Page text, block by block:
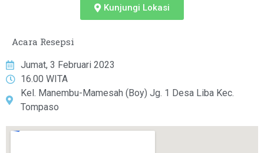
Kunjungi Lokasi
Acara Resepsi
Jumat, 3 Februari 2023
16.00 WITA
Kel. Manembu-Mamesah (Boy) Jg. 1 Desa Liba Kec.
Tompaso